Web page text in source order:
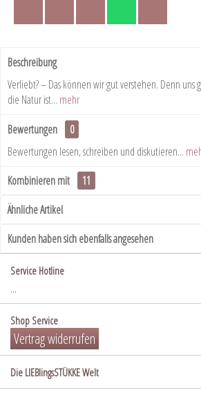
Beschreibung
Verliebt? – Das können wir gut verstehen. Denn uns
die Natur ist... mehr
Bewertungen
0
Bewertungen lesen, schreiben und diskutieren...
Kombinieren mit
11
Ähnliche Artikel
Kunden haben sich ebenfalls angesehen
Service Hotline
...
Shop Service
Vertrag widerrufen
Die LIEBlingsSTÜKKE Welt